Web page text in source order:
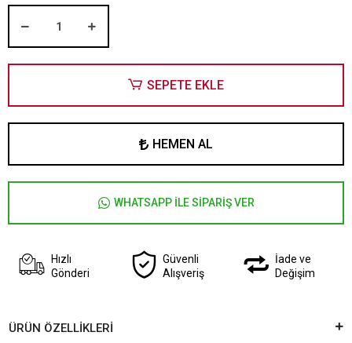
SEPETE EKLE
HEMEN AL
WHATSAPP İLE SİPARİŞ VER
Hızlı
Gönderi
Güvenli
Alışveriş
İade ve
Değişim
ÜRÜN ÖZELLİKLERİ